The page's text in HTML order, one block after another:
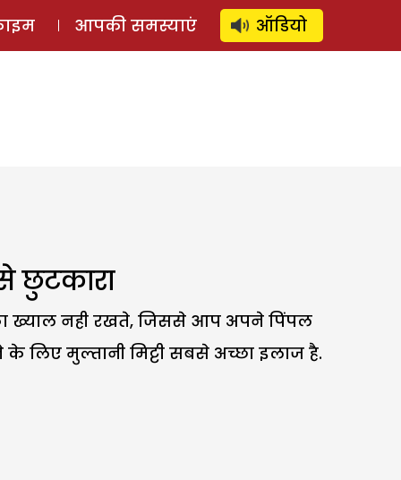
लॉग इन ⚲ SUBSCRIBE
आपकी समस्याएं ऑडियो
छुटकारा
ख्याल नही रखते, जिससे आप अपने पिंपल
मुल्तानी मिट्टी सबसे अच्छा इलाज है.